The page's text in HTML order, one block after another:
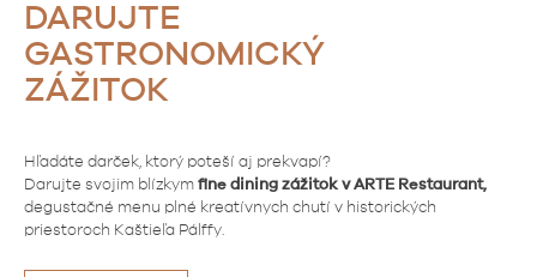
DARUJTE
GASTRONOMICKÝ
ZÁŽITOK
Hľadáte darček, ktorý poteší aj prekvapí?
Darujte svojim blízkym fine dining zážitok v ARTE Restaurant,
degustačné menu plné kreatívnych chutí v historických
priestoroch Kaštieľa Pálffy.